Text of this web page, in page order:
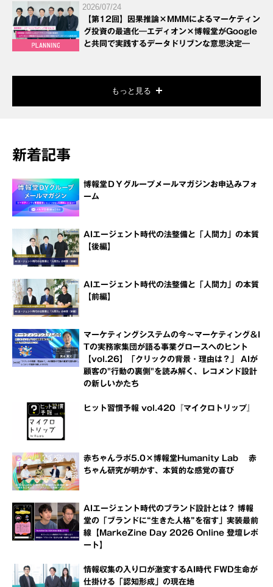
2026/07/24
【第12回】因果推論×MMMによるマーケティン
グ投資の最適化―エディオン×博報堂がGoogle
と共同で実践するデータドリブンな意思決定―
もっと見る
新着記事
博報堂ＤＹグループメールマガジンお申込みフォ
ーム
AIエージェント時代の法整備と「人間力」の本質
【後編】
AIエージェント時代の法整備と「人間力」の本質
【前編】
マーケティングシステムの今～マーケティング＆I
Tの実務家集団が語る事業グロースへのヒント
【vol.26】「クリックの背景・理由は？」 AIが
顧客の"行動の裏側"を読み解く、レコメンド設計
の新しいかたち
ヒット習慣予報 vol.420『マイクロトリップ』
赤ちゃんラボ5.0×博報堂Humanity Lab 赤
ちゃん研究が明かす、本質的な感覚の喜び
AIエージェント時代のブランド設計とは？ 博報
堂の「ブランドに“生きた人格”を宿す」実装最前
線【MarkeZine Day 2026 Online 登壇レポ
ート】
情報収集の入り口が激変するAI時代 FWD生命が
仕掛ける「認知形成」の現在地